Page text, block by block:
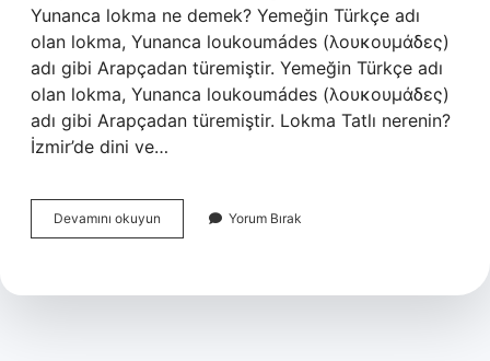
Yunanca lokma ne demek? Yemeğin Türkçe adı
olan lokma, Yunanca loukoumádes (λουκουμάδες)
adı gibi Arapçadan türemiştir. Yemeğin Türkçe adı
olan lokma, Yunanca loukoumádes (λουκουμάδες)
adı gibi Arapçadan türemiştir. Lokma Tatlı nerenin?
İzmir’de dini ve…
Devamını okuyun
Türk
Mı
Yorum Bırak